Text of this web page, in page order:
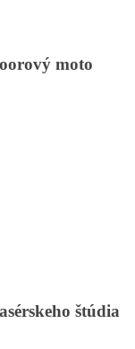
moto
štúdia